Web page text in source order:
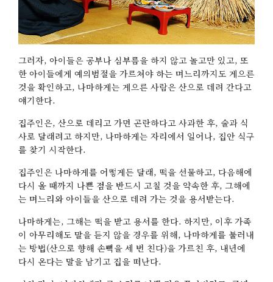
그러자, 아이들은 공부나 심부름을 하지 않고 놀고만 있고, 또
한 아이들에게 예의범절을 가르쳐야 하는 며느리까지도 게으른
것을 확인하고, 나마하게는 게으른 사람은 산으로 데려 간다고
얘기한다.
집주인은, 산으로 데리고 가면 곤란하다고 사과한 후, 술과 식
사로 달래려고 하지만, 나마하게는 자리에서 일어나, 집안 식구
를 찾기 시작한다.
집주인은 나마하게를 어떻게든 달래, 떡을 선물하고, 다음해에
다시 올 때까지 나쁜 점을 반드시 고칠 것을 약속한 후, 그해에
는 며느리와 아이들을 산으로 데려 가는 것을 용서받는다.
나마하게는, 그해는 떡을 받고 용서를 한다. 하지만, 이후 가족
이 아무리해도 말을 듣지 않을 경우를 위해, 나마하게를 불러내
는 방법(산으로 향해 손뼉을 세 번 친다)을 가르친 후, 내년에
다시 온다는 말을 남기고 집을 떠난다.